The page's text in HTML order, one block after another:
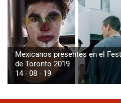
Mexicanos presentes en el
de Toronto 2019
14 · 08 · 19